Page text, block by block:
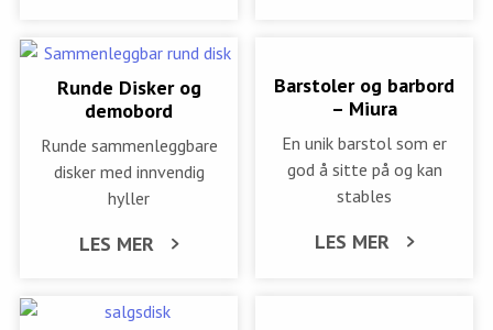
Runde Disker og
demobord
Runde sammenleggbare
disker med innvendig
hyller
LES MER
Barstoler og barbord
– Miura
En unik barstol som er
god å sitte på og kan
stables
LES MER